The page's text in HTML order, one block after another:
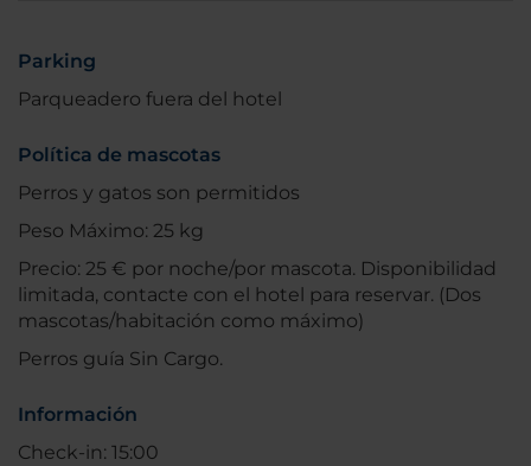
Parking
Parqueadero fuera del hotel
Política de mascotas
Perros y gatos son permitidos
Peso Máximo: 25 kg
Precio: 25 € por noche/por mascota. Disponibilidad
limitada, contacte con el hotel para reservar. (Dos
mascotas/habitación como máximo)
Perros guía Sin Cargo.
Información
Check-in: 15:00